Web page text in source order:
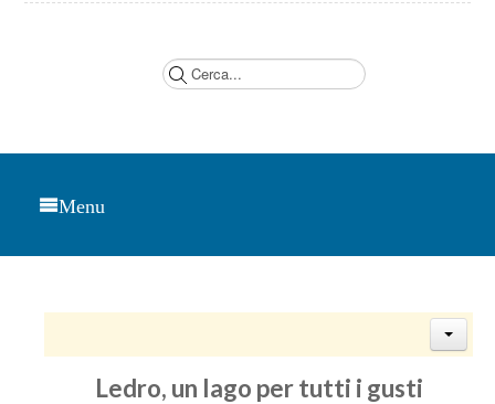
Menu
Ledro, un lago per tutti i gusti